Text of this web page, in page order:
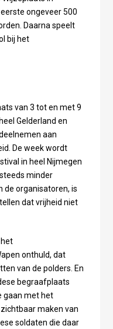
ongeveer 500
Daarna speelt
bij het
van 3 tot en met 9
Gelderland en
aan
De week wordt
in heel Nijmegen
minder
de organisatoren, is
dat vrijheid niet
onthuld, dat
van de polders. En
begraafplaats
gaan met het
maken van
soldaten die daar